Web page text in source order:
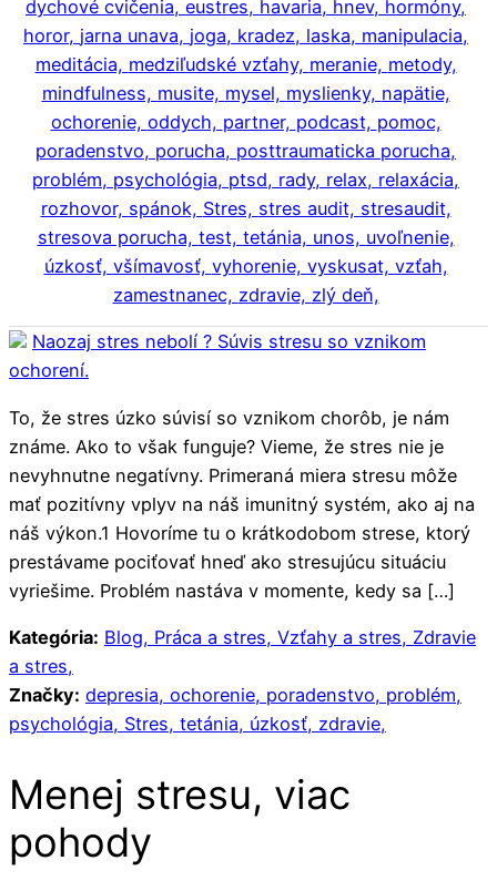
dychové cvičenia, eustres, havaria, hnev, hormóny,
horor, jarna unava, joga, kradez, laska, manipulacia,
meditácia, medziľudské vzťahy, meranie, metody,
mindfulness, musite, mysel, myslienky, napätie,
ochorenie, oddych, partner, podcast, pomoc,
poradenstvo, porucha, posttraumaticka porucha,
problém, psychológia, ptsd, rady, relax, relaxácia,
rozhovor, spánok, Stres, stres audit, stresaudit,
stresova porucha, test, tetánia, unos, uvoľnenie,
úzkosť, všímavosť, vyhorenie, vyskusat, vzťah,
zamestnanec, zdravie, zlý deň,
Naozaj stres nebolí ? Súvis stresu so vznikom
ochorení.
To, že stres úzko súvisí so vznikom chorôb, je nám
známe. Ako to však funguje? Vieme, že stres nie je
nevyhnutne negatívny. Primeraná miera stresu môže
mať pozitívny vplyv na náš imunitný systém, ako aj na
náš výkon.1 Hovoríme tu o krátkodobom strese, ktorý
prestávame pociťovať hneď ako stresujúcu situáciu
vyriešime. Problém nastáva v momente, kedy sa […]
Kategória: Blog, Práca a stres, Vzťahy a stres, Zdravie
a stres,
Značky: depresia, ochorenie, poradenstvo, problém,
psychológia, Stres, tetánia, úzkosť, zdravie,
Menej stresu, viac
pohody